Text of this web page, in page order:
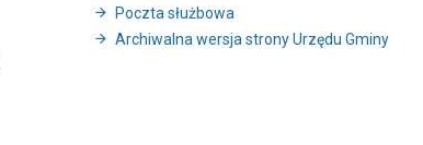
Poczta służbowa
Archiwalna wersja strony Urzędu Gminy